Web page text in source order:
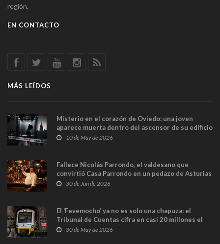
región.
EN CONTACTO
MÁS LEÍDOS
Misterio en el corazón de Oviedo: una joven
aparece muerta dentro del ascensor de su edificio
y las cámaras captan sus últimos minutos
10 de May de 2026
Fallece Nicolás Parrondo, el valdesano que
convirtió Casa Parrondo en un pedazo de Asturias
en Madrid
30 de Jun de 2026
El ‘Fevemocho’ ya no es solo una chapuza: el
Tribunal de Cuentas cifra en casi 20 millones el
sobrecoste de los trenes que no cabían por los
30 de May de 2026